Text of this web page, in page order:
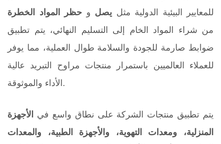
للمعايير البيئية الدولية مثل يصل و حظر المواد الخطرة
من شراء المواد الخام إلى التسليم النهائي، يتم تطبيق
ضوابط صارمة للجودة والسلامة طوال العملية، مما يوفر
للعملاء العالميين باستمرار منتجات مراوح التبريد عالية
الأداء والموثوقة.
يتم تطبيق منتجات الشركة على نطاق واسع في
الأجهزة
المنزلية، ومعدات التهوية، والأجهزة الطبية، والمعدات